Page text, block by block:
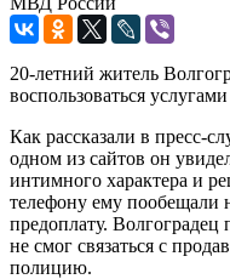
20-летний житель
воспользоваться
Как рассказали в пресс-
одном из сайтов он
интимного характера и
телефону ему пообещали
предоплату.
не смог связаться с
полицию.